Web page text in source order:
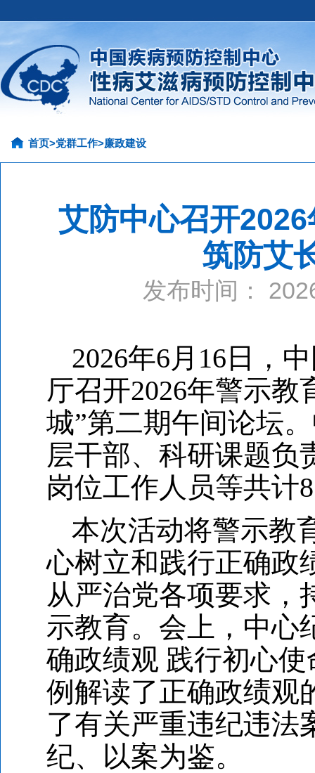
首页>党群工作>廉政建设
艾防中心召开
筑防艾
发布时间：
2026年6月16日，
厅召开2026年警示教
城”第二期午间论坛
层干部、科研课题负
岗位工作人员等共计
本次活动将警示教
心树立和践行正确政
从严治党各项要求，
示教育。会上，中心
确政绩观 践行初心
例解读了正确政绩观
了有关严重违纪违法
纪、以案为鉴。